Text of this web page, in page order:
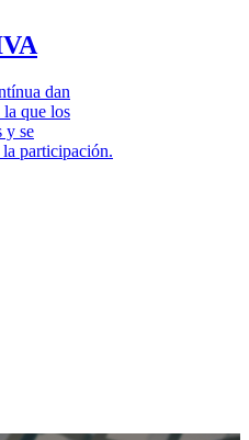
dan
que los
y se
la participación.